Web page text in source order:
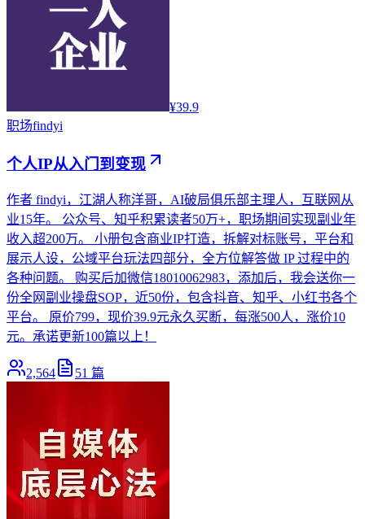
¥39.9
职场findyi
个人IP从入门到变现
作者 findyi，江湖人称洋哥，AI破局俱乐部主理人，互联网从
业15年。 公众号、知乎积累读者50万+，职场期间实现副业年
收入超200万。 小册包含商业IP打造，拆解对标账号，平台和
展示人设，公域平台玩法四部分，全方位解答做 IP 过程中的
各种问题。 购买后加微信18010062983，添加后，我会送你一
份全网副业操盘SOP，近50份，包含抖音、知乎、小红书各个
平台。 原价799，现价39.9元永久买断，每涨500人，涨价10
元。承诺更新100篇以上！
2,564 51 篇